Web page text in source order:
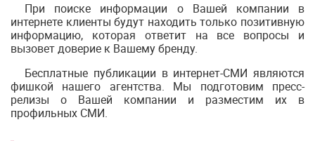
При поиске информации о Вашей компании в
интернете клиенты будут находить только позитивную
информацию, которая ответит на все вопросы и
вызовет доверие к Вашему бренду.
Бесплатные публикации в интернет-СМИ являются
фишкой нашего агентства. Мы подготовим пресс-
релизы о Вашей компании и разместим их в
профильных СМИ.